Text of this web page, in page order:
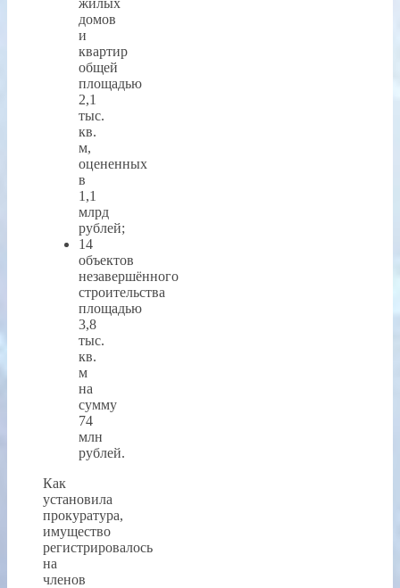
домов
и
квартир
общей
площадью
2,1
тыс.
кв.
м,
оцененных
в
1,1
млрд
рублей;
14
объектов
незавершённого
строительства
площадью
3,8
тыс.
кв.
м
на
сумму
74
млн
рублей.
Как
установила
прокуратура,
имущество
регистрировалось
на
членов